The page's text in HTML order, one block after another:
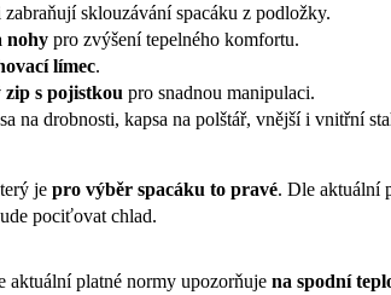
zabraňují sklouzávání spacáku z podložky.
nohy pro zvýšení tepelného komfortu.
límec.
zip s pojistkou pro snadnou manipulaci.
na drobnosti, kapsa na polštář, vnější i vnitřní
je pro výběr spacáku to pravé. Dle aktuální
pociťovat chlad.
platné normy upozorňuje na spodní